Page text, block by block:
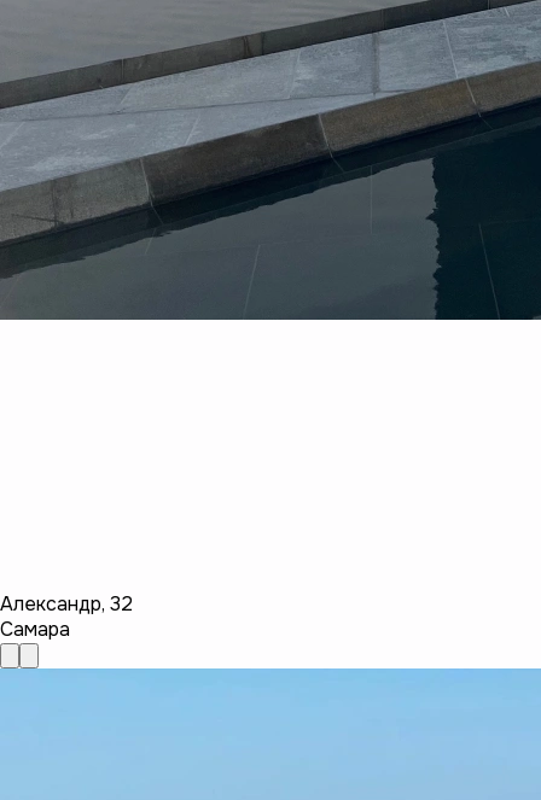
Александр, 32
Самара